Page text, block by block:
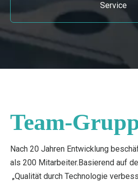
Service
Team-
Nach 20 Jahren Entwicklung
als 200 Mitarbeiter.Basierend auf
„Qualität durch Technologie